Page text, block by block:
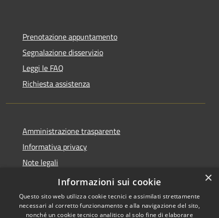
Prenotazione appuntamento
Segnalazione disservizio
Leggi le FAQ
Richiesta assistenza
Amministrazione trasparente
Informativa privacy
Note legali
Dichiarazione di accessibilità
×
Informazioni sui cookie
Questo sito web utilizza cookie tecnici e assimilati strettamente
necessari al corretto funzionamento e alla navigazione del sito,
nonché un cookie tecnico analitico al solo fine di elaborare